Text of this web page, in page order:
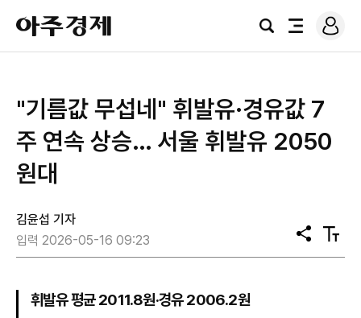
아
주
경
검
전
로
그
"기름값 무섭네" 휘발유·경유값 7
주 연속 상승… 서울 휘발유 2050
원대
김윤섭 기자
입력 2026-05-16 09:23
공
유
텍
스
휘발유 평균 2011.8원·경유 2006.2원